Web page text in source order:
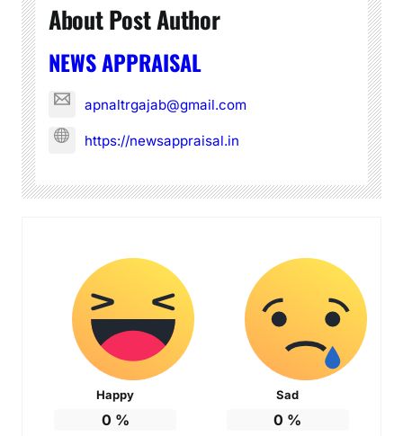
About Post Author
NEWS APPRAISAL
apnaltrgajab@gmail.com
https://newsappraisal.in
Happy
0 %
Sad
0 %